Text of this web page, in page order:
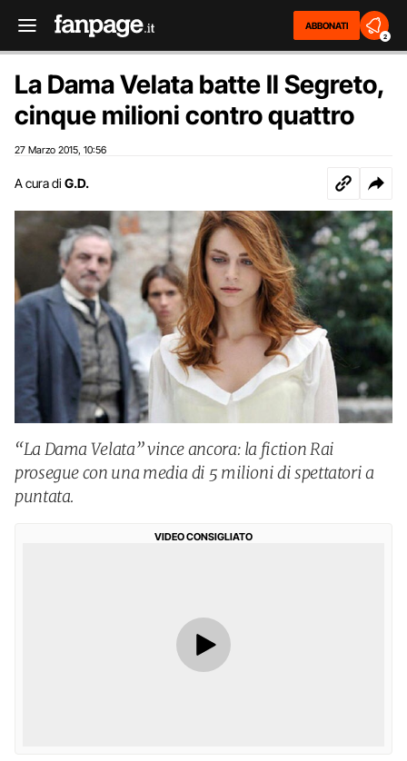
ABBONATI
2
La Dama Velata batte Il Segreto,
cinque milioni contro quattro
27 Marzo 2015 10:56
A cura di G.D.
“La Dama Velata” vince ancora: la fiction Rai
prosegue con una media di 5 milioni di spettatori a
puntata.
VIDEO CONSIGLIATO